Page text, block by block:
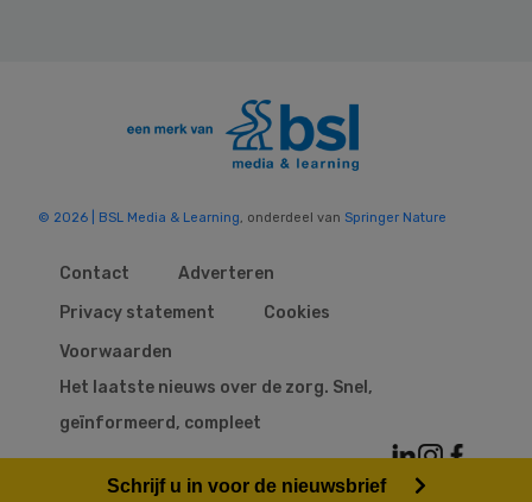
© 2026 | BSL Media & Learning, onderdeel van Springer Nature
Contact
Adverteren
Privacy statement
Cookies
Voorwaarden
Het laatste nieuws over de zorg. Snel,
geïnformeerd, compleet
Schrijf u in voor de nieuwsbrief